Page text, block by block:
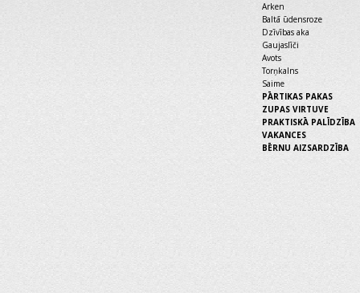
Arken
Baltā ūdensroze
Dzīvības aka
Gaujaslīči
Avots
Torņkalns
Saime
PĀRTIKAS PAKAS
ZUPAS VIRTUVE
PRAKTISKĀ PALĪDZĪBA
VAKANCES
BĒRNU AIZSARDZĪBA